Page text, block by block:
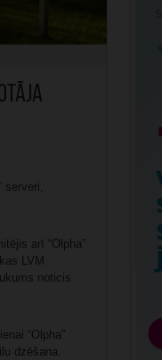
serveri,
arī “Olpha”
LVM
noticis
“Olpha”
dzēšana.